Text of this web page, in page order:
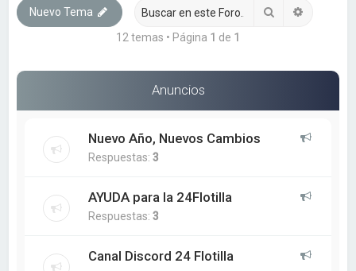
Nuevo Tema Buscar
12 temas • Página 1 de 1
Anuncios
Nuevo Año, Nuevos Cambios
Respuestas:3
AYUDA para la 24Flotilla
Respuestas:3
Canal Discord 24 Flotilla